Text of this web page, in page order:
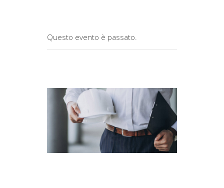
Questo evento è passato.